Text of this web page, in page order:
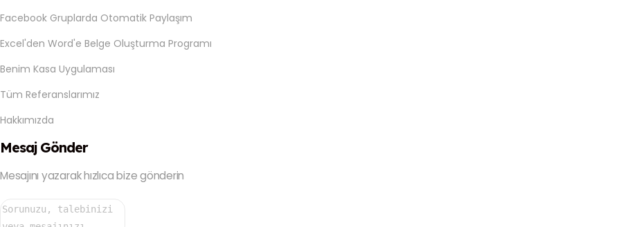
Facebook Gruplarda Otomatik Paylaşım
Excel'den Word'e Belge Oluşturma Programı
Benim Kasa Uygulaması
Tüm Referanslarımız
Hakkımızda
Mesaj Gönder
Mesajını yazarak hızlıca bize gönderin